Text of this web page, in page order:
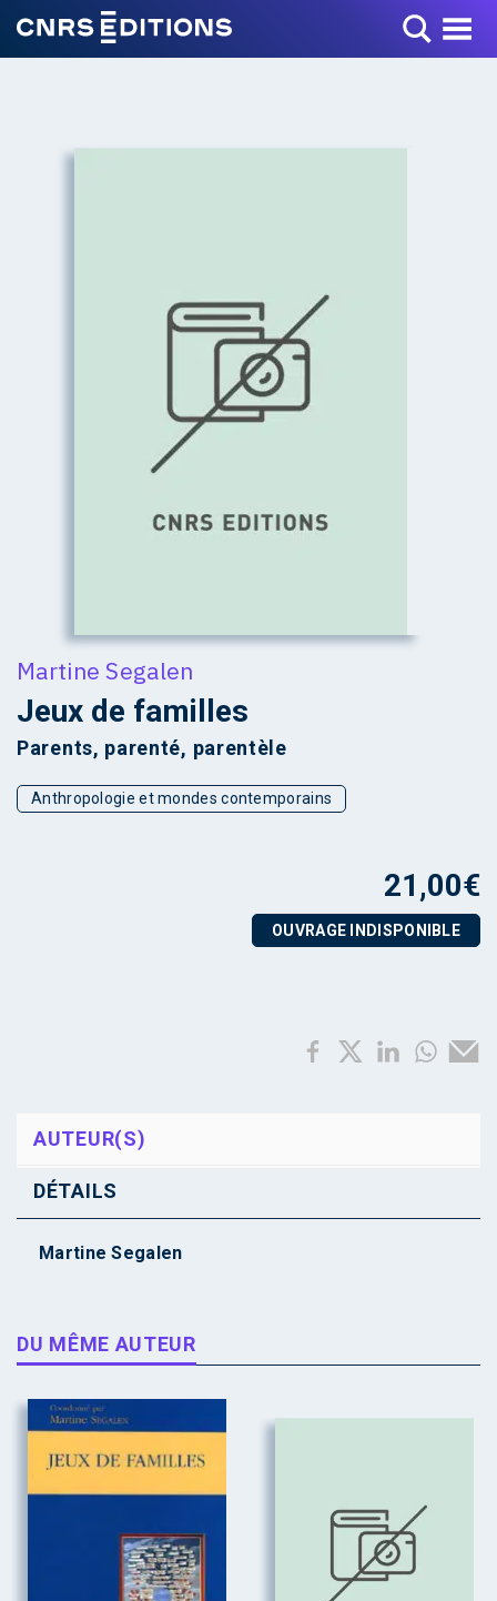
Toggle Menu
Martine Segalen
Jeux de familles
Parents, parenté, parentèle
Anthropologie et mondes contemporains
21,00€
OUVRAGE INDISPONIBLE
AUTEUR(S)
DÉTAILS
Martine Segalen
DU MÊME AUTEUR